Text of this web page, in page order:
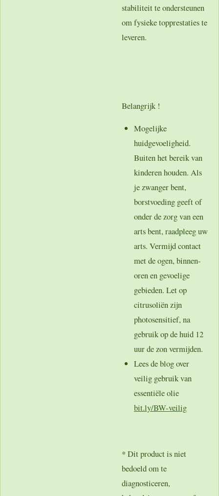
stabiliteit te ondersteunen
om fysieke topprestaties te
leveren.
Belangrijk !
Mogelijke
huidgevoeligheid.
Buiten het bereik van
kinderen houden. Als
je zwanger bent,
borstvoeding geeft of
onder de zorg van een
arts bent, raadpleeg uw
arts. Vermijd contact
met de ogen, binnen-
oren en gevoelige
gebieden. Let op
citrusoliën zijn
photosensitief, na
gebruik op de huid 12
uur de zon vermijden.
Lees de blog over
veilig gebruik van
essentiële olie
bit.ly/BW-veilig
* Dit product is niet
bedoeld om te
diagnosticeren,